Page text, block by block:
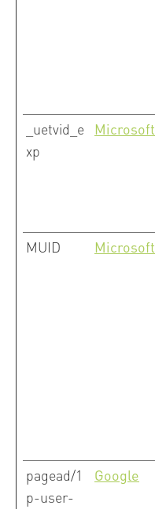
_uetvid_e
xp
Microsoft
MUID Microsoft
pagead/1
p-user-
Google